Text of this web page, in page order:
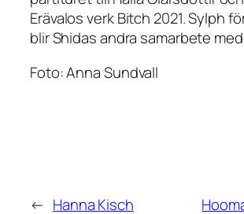
Erävalos verkBitch 2021.Sylph
blir Shidas andra samarbete med
Foto: Anna Sundvall
← Hanna Kisch